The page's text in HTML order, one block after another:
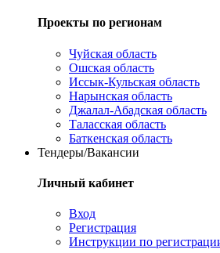
Проекты по регионам
Чуйская область
Ошская область
Иссык-Кульская область
Нарынская область
Джалал-Абадская область
Таласская область
Баткенская область
Тендеры/Вакансии
Личный кабинет
Вход
Регистрация
Инструкции по